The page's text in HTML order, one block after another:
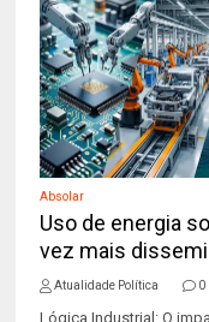
Absolar
Uso de energia
vez mais
Atualidade Política 0
Lógica Industrial: O